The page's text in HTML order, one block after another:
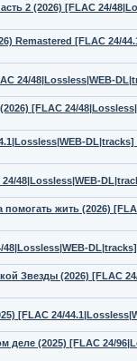
2 (2026) [FLAC 24/
Remastered [FLAC 24/
24/48|Lossless|WEB-
[FLAC 24/
48|Lossless|WEB-
жить (2026)
Звезды (2026) [FLAC
[FLAC 24/
(2025) [FLAC 24/